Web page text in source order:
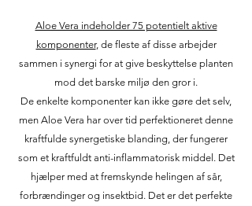
Aloe Vera indeholder 75 potentielt aktive
komponenter, de fleste af disse arbejder
sammen i synergi for at give beskyttelse planten
mod det barske miljø den gror i.
De enkelte komponenter kan ikke gøre det selv,
men Aloe Vera har over tid perfektioneret denne
kraftfulde synergetiske blanding, der fungerer
som et kraftfuldt anti-inflammatorisk middel. Det
hjælper med at fremskynde helingen af sår,
forbrændinger og insektbid. Det er det perfekte